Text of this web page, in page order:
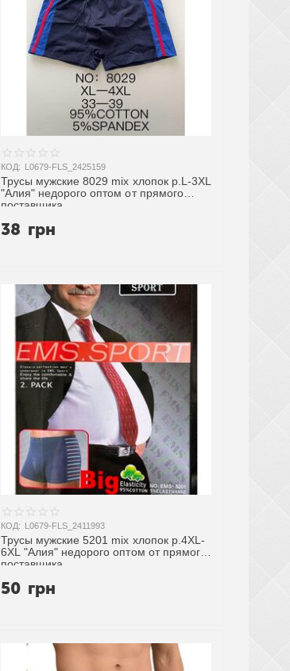
КОД: L0679-FLS_2425159
Трусы мужские 8029 mix хлопок р.L-3XL
"Алия" недорого оптом от прямого
поставщика
38 грн
КОД: L0679-FLS_2411993
Трусы мужские 5201 mix хлопок р.4XL-
6XL "Алия" недорого оптом от прямого
поставщика
50 грн